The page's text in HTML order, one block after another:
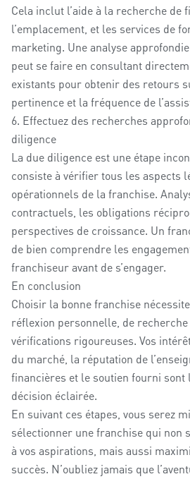
Cela inclut l’aide à la recherche de
l’emplacement, et les services de
marketing. Une analyse
peut se faire en consultant
existants pour obtenir des retours
pertinence et la fréquence de
6. Effectuez des recherches
diligence
La due diligence est une étape
consiste à vérifier tous les aspects
opérationnels de la franchise.
contractuels, les obligations
perspectives de croissance. Un
de bien comprendre les
franchiseur avant de s’engager.
En conclusion
Choisir la bonne franchise
réflexion personnelle, de
vérifications rigoureuses. Vos
du marché, la réputation de
financières et le soutien fourni sont
décision éclairée.
En suivant ces étapes, vous serez
sélectionner une franchise qui non
à vos aspirations, mais aussi
succès. N’oubliez jamais que